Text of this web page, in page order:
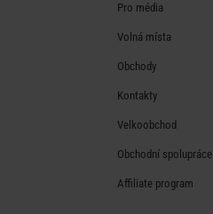
Pro média
Volná místa
Obchody
Kontakty
Velkoobchod
Obchodní spolupráce
Affiliate program